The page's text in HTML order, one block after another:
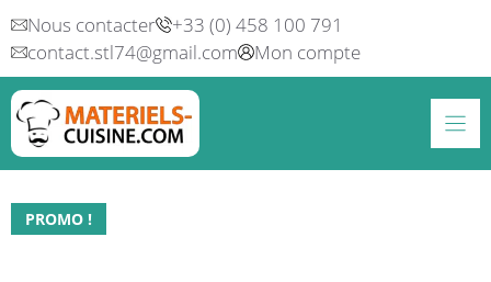
Aller
au
contenu
Nous contacter
+33 (0) 458 100 791
contact.stl74@gmail.com
Mon compte
PROMO !